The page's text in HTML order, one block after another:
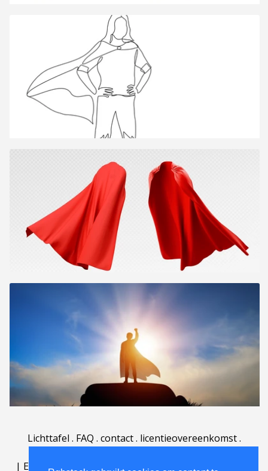
Lichttafel . FAQ . contact. licentieovereenkomst.
| English | Deutsch Español | Português